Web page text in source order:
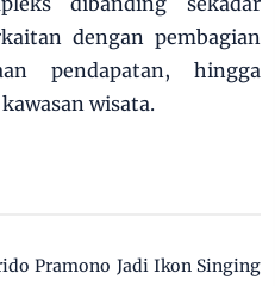
dengan pembagian
pendapatan, hingga
wisata.
Pramono Jadi Ikon Singing